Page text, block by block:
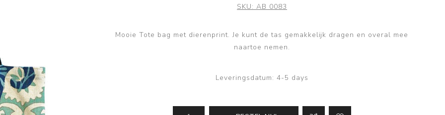
SKU: AB 0083
Mooie Tote bag met dierenprint. Je kunt de tas gemakkelijk dragen en overal mee
naartoe nemen.
Leveringsdatum: 4-5 days